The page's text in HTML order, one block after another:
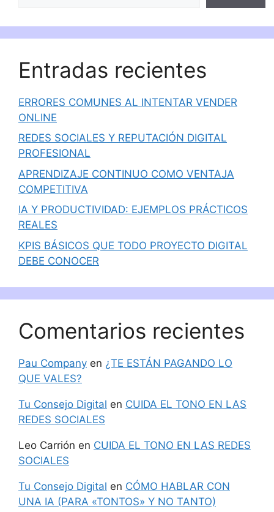
Entradas recientes
ERRORES COMUNES AL INTENTAR VENDER
ONLINE
REDES SOCIALES Y REPUTACIÓN DIGITAL
PROFESIONAL
APRENDIZAJE CONTINUO COMO VENTAJA
COMPETITIVA
IA Y PRODUCTIVIDAD: EJEMPLOS PRÁCTICOS
REALES
KPIS BÁSICOS QUE TODO PROYECTO DIGITAL
DEBE CONOCER
Comentarios recientes
Pau Company en ¿TE ESTÁN PAGANDO LO
QUE VALES?
Tu Consejo Digital en CUIDA EL TONO EN LAS
REDES SOCIALES
Leo Carrión en CUIDA EL TONO EN LAS REDES
SOCIALES
Tu Consejo Digital en CÓMO HABLAR CON
UNA IA (PARA «TONTOS» Y NO TANTO)